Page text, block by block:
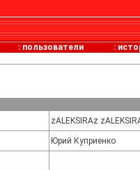
: пользователи :
zALEKSIRAz
Юрий Куприенко